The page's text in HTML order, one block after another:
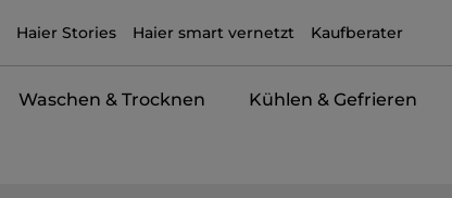
Haier Stories Haier smart vernetzt Kaufberater
Waschen & Trocknen Kühlen & Gefrieren